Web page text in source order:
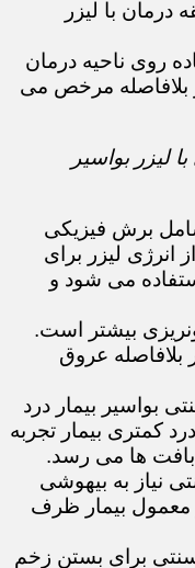
در طی 20 دقیقه درمان با لیزر
روی ناحیه درمان
بلافاصله مرخص می
لیزر بواسیر
برش فیزیکی
انرژی لیزر برای
می شود و
بیشتر است.
بلافاصله عروق
بواسیر بیمار درد
کمتری بیمار تجربه
بافت ها می رسد.
نیاز به بیهوشی
معمول بیمار ظرف
برای بستن زخم